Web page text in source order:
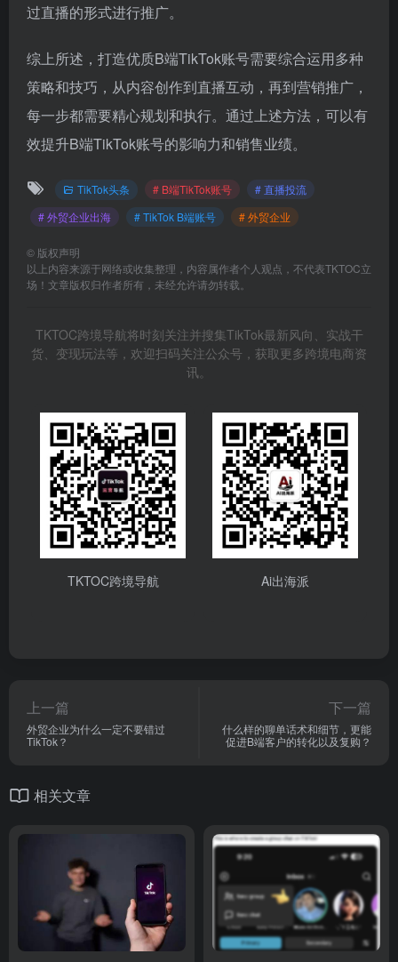
过直播的形式进行推广。
综上所述，打造优质B端TikTok账号需要综合运用多种
策略和技巧，从内容创作到直播互动，再到营销推广，
每一步都需要精心规划和执行。通过上述方法，可以有
效提升B端TikTok账号的影响力和销售业绩。
TikTok头条 # B端TikTok账号
# 直播投流
# 外贸企业出海
# TikTok B端账号 # 外贸企业
© 版权声明
以上内容来源于网络或收集整理，内容属作者个人观点，不代表TKTOC立
场！文章版权归作者所有，未经允许请勿转载。
TKTOC跨境导航将时刻关注并搜集TikTok最新风向、实战干
货、变现玩法等，欢迎扫码关注公众号，获取更多跨境电商资
讯。
TKTOC跨境导航 Ai出海派
上一篇
外贸企业为什么一定不要错过
TikTok？
下一篇
什么样的聊单话术和细节，更能
促进B端客户的转化以及复购？
相关文章